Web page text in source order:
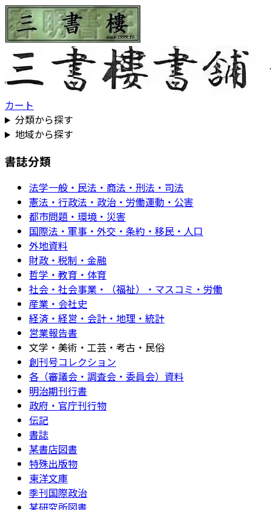
カート
分類から探す
地域から探す
書誌分類
法学一般・民法・商法・刑法・司法
憲法・行政法・政治・労働運動・公害
都市問題・環境・災害
国際法・軍事・外交・条約・移民・人口
外地資料
財政・税制・金融
哲学・教育・体育
社会・社会事業・（福祉）・マスコミ・労働
産業・会社史
経済・経営・会計・地理・統計
営業報告書
文学・美術・工芸・考古・民俗
創刊号コレクション
各（審議会・調査会・委員会）資料
明治期刊行書
政府・官庁刊行物
伝記
書誌
某書店図書
特殊出版物
東洋文庫
季刊国際政治